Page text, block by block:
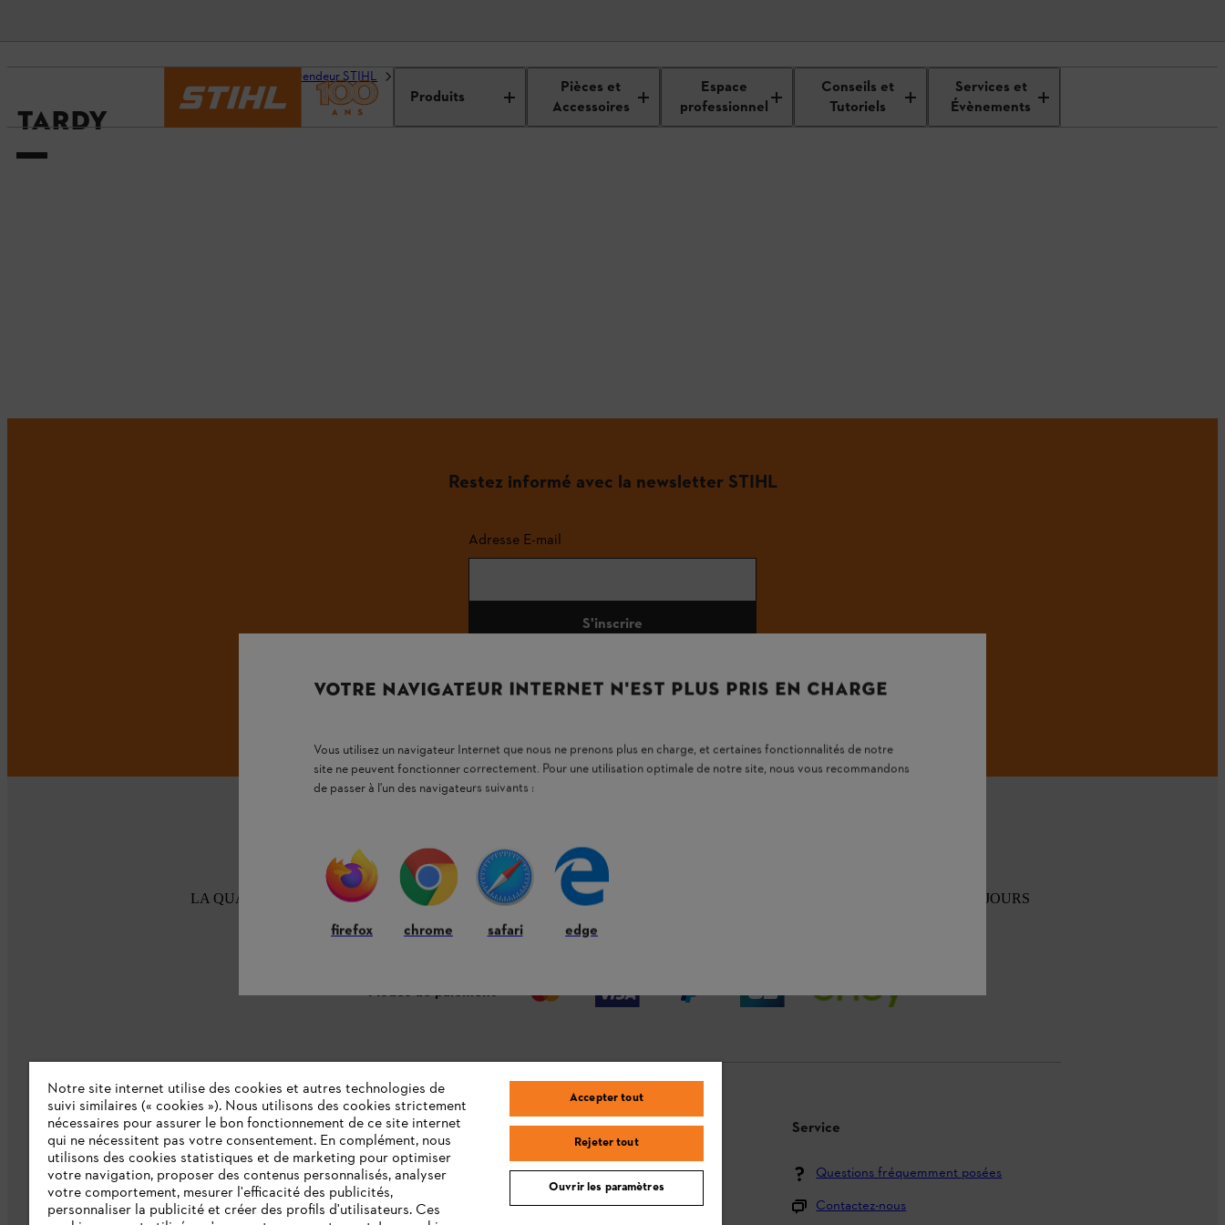
Produits
Pièces et
Accessoires
Espace
professionnel
Conseils et
Tutoriels
Services et
Évènements
Trouvez un revendeur STIHL
TARDY
Restez informé avec la newsletter STIHL
Adresse E-mail
S'inscrire
LA QUALITÉ STIHL DEPUIS 100 ANS
LIVRAISON À DOMICILE OU CHEZ
RETOUR GRATUIT SOUS 30 JOURS
Modes de paiement
L'Entreprise
Collections STIHL
Qui sommes-nous ?
Questions / Réponses
Moyens de paiement
Livraison
Service
Questions fréquemment posées
Contactez-nous
VOTRE NAVIGATEUR INTERNET N'EST PLUS PRIS EN CHARGE
Vous utilisez un navigateur Internet que nous ne prenons plus en charge, et certaines fonctionnalités de notre
site ne peuvent fonctionner correctement. Pour une utilisation optimale de notre site, nous vous recommandons
de passer à l'un des navigateurs suivants :
firefox chrome safari edge
Notre site internet utilise des cookies et autres technologies de
suivi similaires (« cookies »). Nous utilisons des cookies strictement
nécessaires pour assurer le bon fonctionnement de ce site internet
qui ne nécessitent pas votre consentement. En complément, nous
utilisons des cookies statistiques et de marketing pour optimiser
votre navigation, proposer des contenus personnalisés, analyser
votre comportement, mesurer l'efficacité des publicités,
personnaliser la publicité et créer des profils d'utilisateurs. Ces
Accepter tout
Rejeter tout
Ouvrir les paramètres